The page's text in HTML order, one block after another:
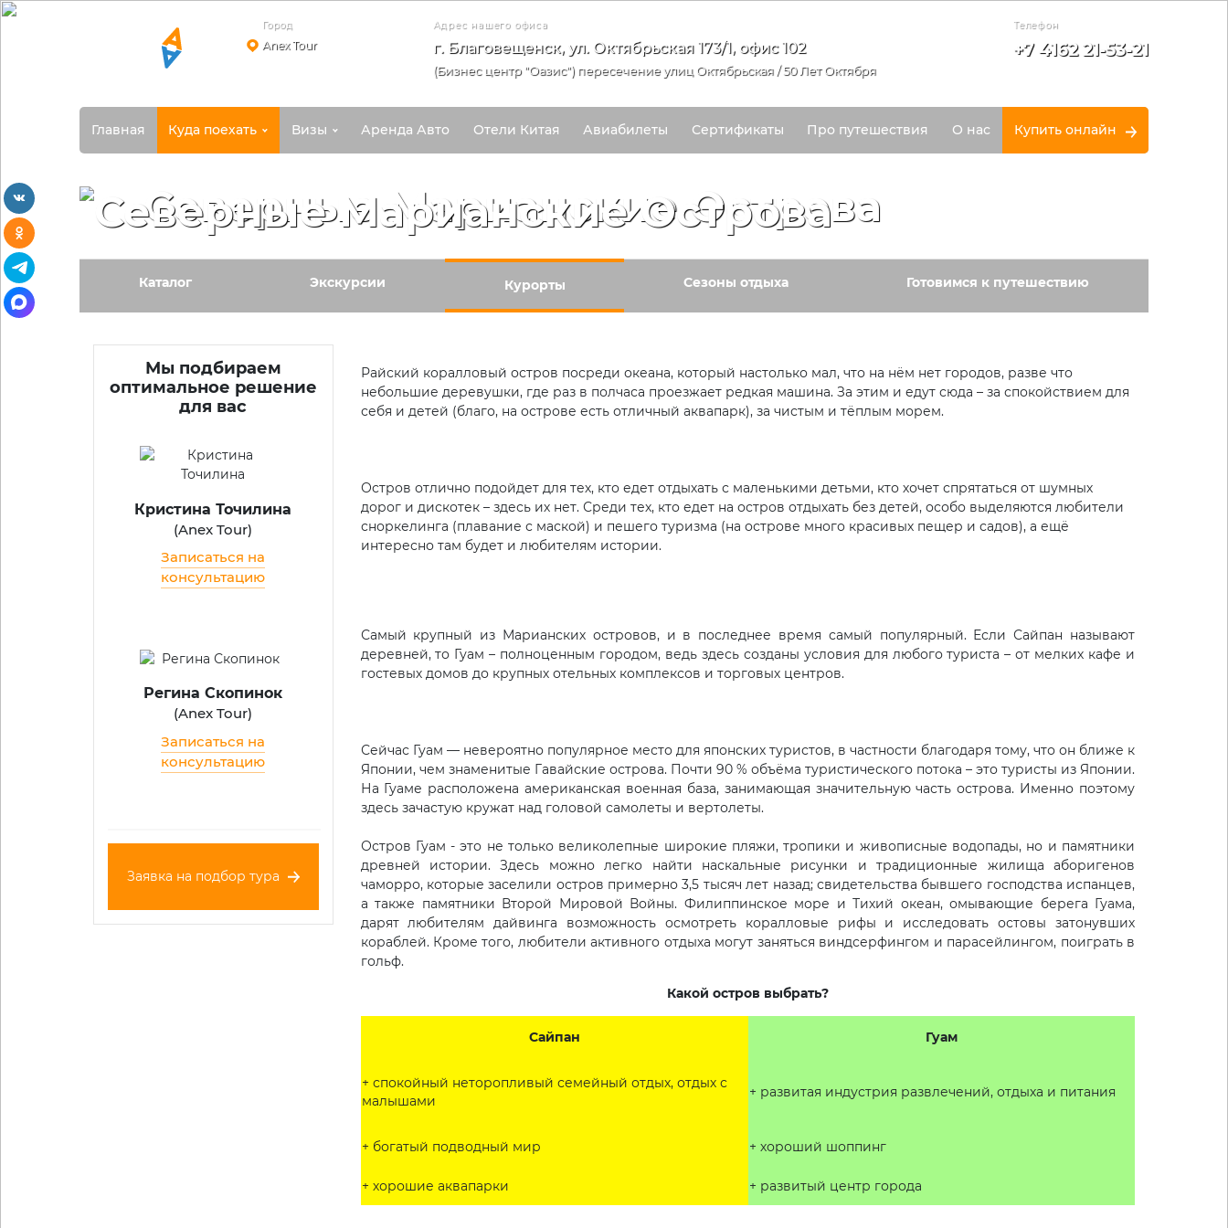
vkontakte
odnoklassniki
telegram
max
Город
Anex Tour
Адрес нашего офиса
г. Благовещенск, ул. Октябрьская 173/1, офис 102
(Бизнес центр "Оазис") пересечение улиц Октябрьская / 50 Лет Октября
Телефон
+7 4162 21-53-21
Главная Куда поехать Визы Аренда Авто Авиабилеты
Отели Китая Сертификаты Про путешествия О нас Купить онлайн
Северные Марианские Острова
Каталог Экскурсии Курорты Сезоны отдыха Готовимся к путешествию
Мы подбираем
оптимальное решение
для вас
Кристина Точилина
(Anex Tour)
Записаться на
консультацию
Регина Скопинок
(Anex Tour)
Записаться на
консультацию
Заявка на подбор тура
Райский коралловый остров посреди океана, который настолько мал, что на нём нет городов, разве что
небольшие деревушки, где раз в полчаса проезжает редкая машина. За этим и едут сюда – за спокойствием для
себя и детей (благо, на острове есть отличный аквапарк), за чистым и тёплым морем.
Остров отлично подойдет для тех, кто едет отдыхать с маленькими детьми, кто хочет спрятаться от шумных
дорог и дискотек – здесь их нет. Среди тех, кто едет на остров отдыхать без детей, особо выделяются любители
сноркелинга (плавание с маской) и пешего туризма (на острове много красивых пещер и садов), а ещё
интересно там будет и любителям истории.
Самый крупный из Марианских островов, и в последнее время самый популярный. Если Сайпан называют
деревней, то Гуам – полноценным городом, ведь здесь созданы условия для любого туриста – от мелких кафе и
гостевых домов до крупных отельных комплексов и торговых центров.
Сейчас Гуам — невероятно популярное место для японских туристов, в частности благодаря тому, что он ближе к
Японии, чем знаменитые Гавайские острова. Почти 90 % объёма туристического потока – это туристы из Японии.
На Гуаме расположена американская военная база, занимающая значительную часть острова. Именно поэтому
здесь зачастую кружат над головой самолеты и вертолеты.
Остров Гуам - это не только великолепные широкие пляжи, тропики и живописные водопады, но и памятники
древней истории. Здесь можно легко найти наскальные рисунки и традиционные жилища аборигенов
чаморро, которые заселили остров примерно 3,5 тысяч лет назад; свидетельства бывшего господства испанцев,
а также памятники Второй Мировой Войны. Филиппинское море и Тихий океан, омывающие берега Гуама,
дарят любителям дайвинга возможность осмотреть коралловые рифы и исследовать остовы затонувших
кораблей. Кроме того, любители активного отдыха могут заняться виндсерфингом и парасейлингом, поиграть в
гольф.
Какой остров выбрать?
Сайпан Гуам
+ спокойный неторопливый семейный отдых, отдых с
малышами
+ развитая индустрия развлечений, отдыха и питания
+ богатый подводный мир + хороший шоппинг
+ хорошие аквапарки + развитый центр города